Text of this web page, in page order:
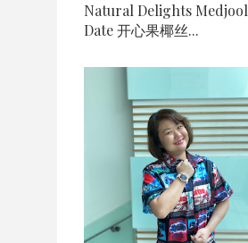
Natural Delights Medjool
Date 开心果椰丝...